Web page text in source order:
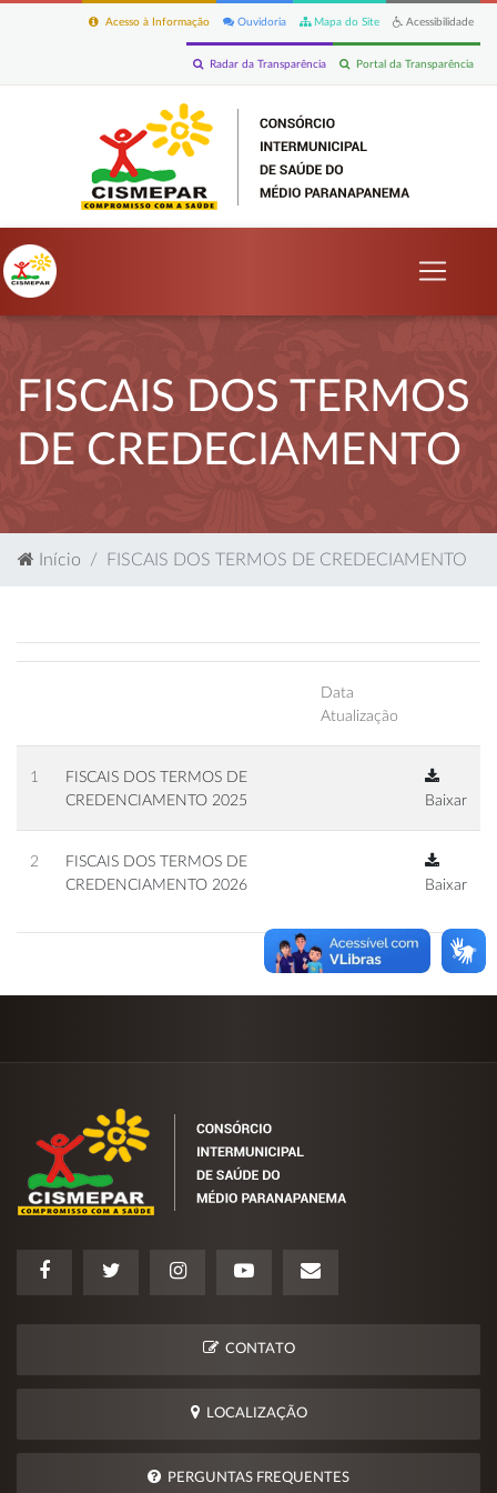
Acessibilidade
Mapa do Site
Ouvidoria
Acesso à Informação
Portal da Transparência
Radar da Transparência
FISCAIS DOS TERMOS
DE CREDECIAMENTO
Início FISCAIS DOS TERMOS DE CREDECIAMENTO
Data
Atualização
1
FISCAIS DOS TERMOS DE
CREDENCIAMENTO 2025
Baixar
2
FISCAIS DOS TERMOS DE
CREDENCIAMENTO 2026
Baixar
CONTATO
LOCALIZAÇÃO
PERGUNTAS FREQUENTES